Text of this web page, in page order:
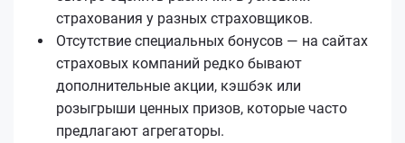
страхования у разных страховщиков.
Отсутствие специальных бонусов — на сайтах
страховых компаний редко бывают
дополнительные акции, кэшбэк или
розыгрыши ценных призов, которые часто
предлагают агрегаторы.